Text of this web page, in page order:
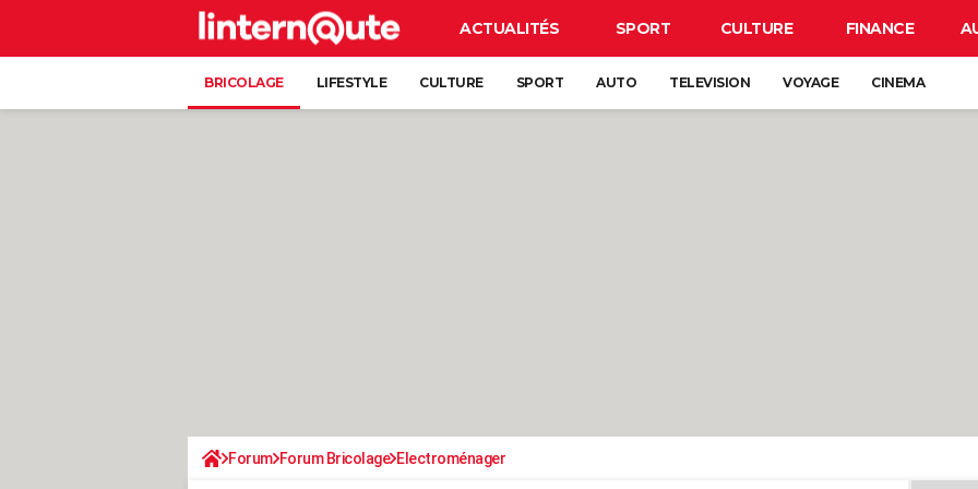
ACTUALITÉS SPORT CULTURE FINANCE
BRICOLAGE LIFESTYLE CULTURE SPORT AUTO TELEVISION VOYAGE CINEMA
Forum Forum Bricolage Electroménager